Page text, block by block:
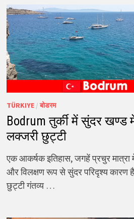
TÜRKIYE/बोडरम
Bodrum तुर्की में सुंदर खण्ड
लक्जरी छुट्टी
एक आकर्षक इतिहास, जगहें प्रचुर
और विलक्षण रूप से सुंदर परिदृश्य कारण
छुट्टी गंतव्य …